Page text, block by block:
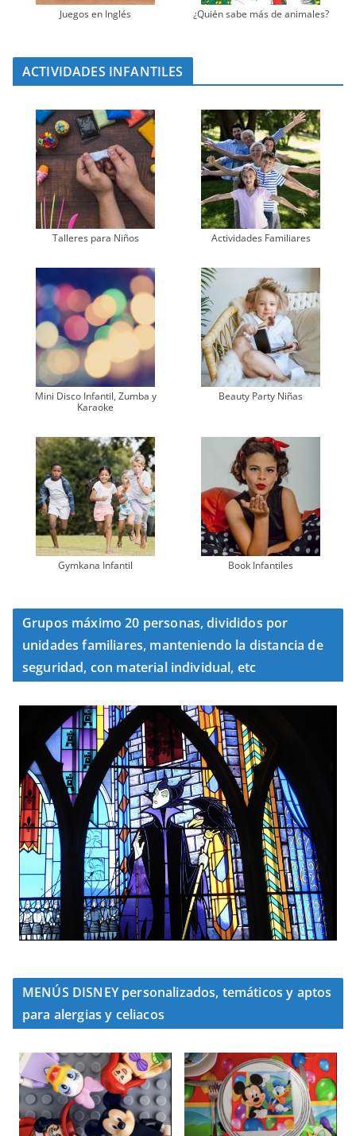
Juegos en Inglés ¿Quién sabe más de animales?
ACTIVIDADES INFANTILES
Talleres para Niños Actividades Familiares
Mini Disco Infantil, Zumba y
Karaoke
Beauty Party Niñas
Gymkana Infantil Book Infantiles
Grupos máximo 20 personas, divididos por
unidades familiares, manteniendo la distancia de
seguridad, con material individual, etc
MENÚS DISNEY personalizados, temáticos y aptos
para alergias y celiacos